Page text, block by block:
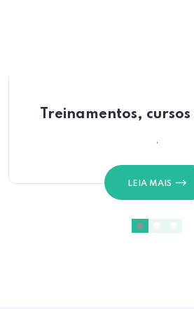
Treinamentos,
.
LEIA MAIS